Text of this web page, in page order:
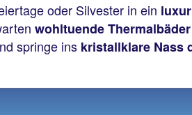
oder Silvester in ein
wohltuende Thermalbäder
springe ins kristallklare Nass